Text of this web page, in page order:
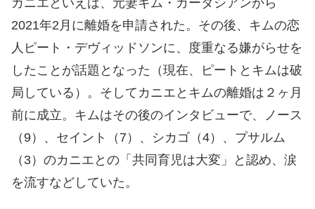
カニエといえば、元妻キム・カーダシアンから
2021年2月に離婚を申請された。その後、キムの恋
人ピート・デヴィッドソンに、度重なる嫌がらせを
したことが話題となった（現在、ピートとキムは破
局している）。そしてカニエとキムの離婚は２ヶ月
前に成立。キムはその後のインタビューで、ノース
（9）、セイント（7）、シカゴ（4）、プサルム
（3）のカニエとの「共同育児は大変」と認め、涙
を流すなどしていた。